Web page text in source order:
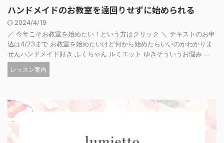
ハンドメイドのお教室を遠回りせずに始められる
2024/4/19
／ 今年こそお教室を始めたい！という方はクリック ＼ テキストのお申
込は4/23まで お教室を始めたいけど何から始めたらいいのかわかりま
せんハンドメイド好き ふくちゃん ルミエット ゆきそういうお悩み ...
レッスン案内